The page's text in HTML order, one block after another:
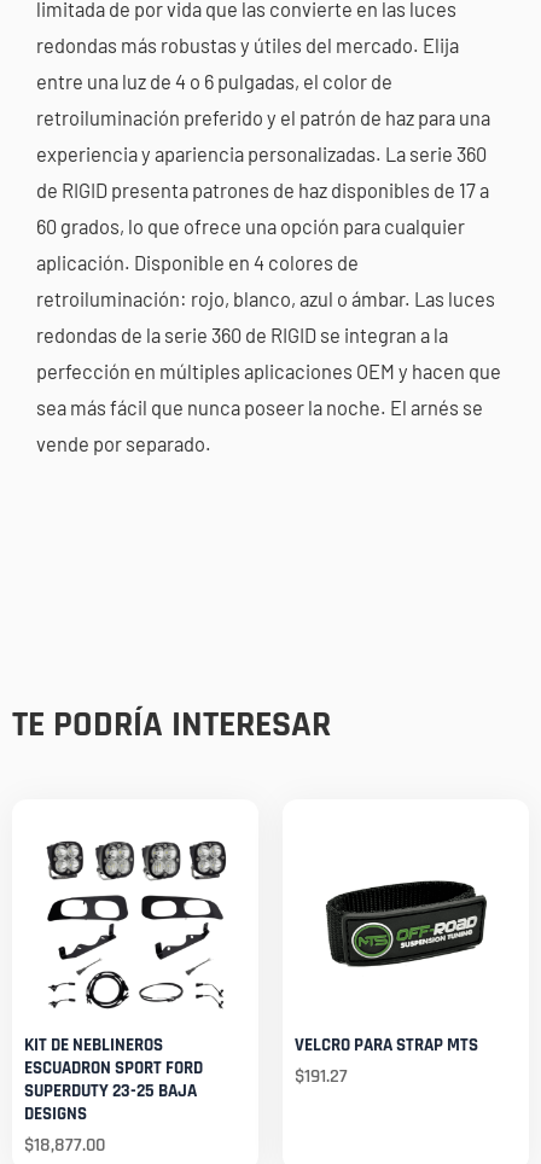
limitada de por vida que las convierte en las luces
redondas más robustas y útiles del mercado. Elija
entre una luz de 4 o 6 pulgadas, el color de
retroiluminación preferido y el patrón de haz para una
experiencia y apariencia personalizadas. La serie 360 ​​
de RIGID presenta patrones de haz disponibles de 17 a
60 grados, lo que ofrece una opción para cualquier
aplicación. Disponible en 4 colores de
retroiluminación: rojo, blanco, azul o ámbar. Las luces
redondas de la serie 360 ​​de RIGID se integran a la
perfección en múltiples aplicaciones OEM y hacen que
sea más fácil que nunca poseer la noche. El arnés se
vende por separado.
TE PODRÍA INTERESAR
KIT DE NEBLINEROS
ESCUADRON SPORT FORD
SUPERDUTY 23-25 BAJA
DESIGNS
$18,877.00
VELCRO PARA STRAP MTS
$191.27